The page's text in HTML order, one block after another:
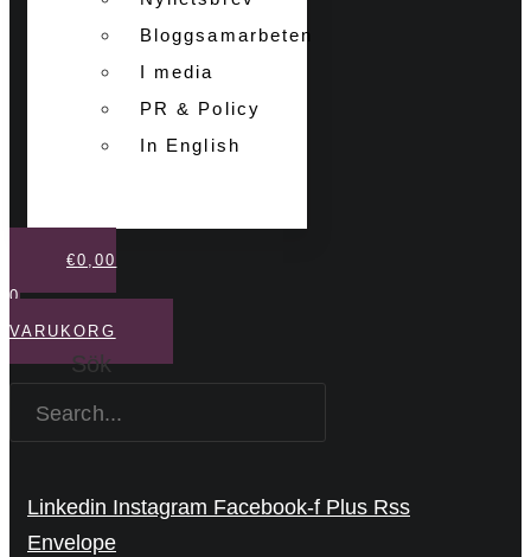
Bloggsamarbeten
I media
PR & Policy
In English
€0,00
0
VARUKORG
Sök
Linkedin Instagram Facebook-f Plus Rss
Envelope